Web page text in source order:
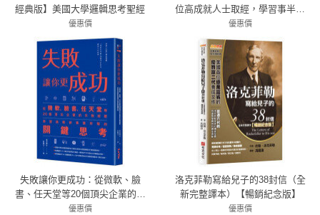
經典版】美國大學邏輯思考聖經
優惠價
79折 332元
位高成就人士取經，學習事半功
倍的時間運用智慧，讓你不再身
心俱疲、收穫更大快樂
優惠價
79折 332元
失敗讓你更成功：從微軟、臉
書、任天堂等20個頂尖企業的失
敗經歷學習挑戰新事業所需的關
優惠價
洛克菲勒寫給兒子的38封信（全
新完整譯本）【暢銷紀念版】
優惠價